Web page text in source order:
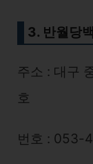
3. 반월당
주소 : 대구
호
번호 : 053-